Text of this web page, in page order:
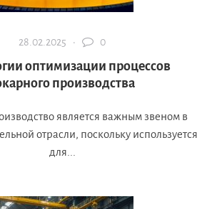
28.02.2025 · 0
оптимизации процессов
производства
является важным звеном в
отрасли, поскольку используется
для...